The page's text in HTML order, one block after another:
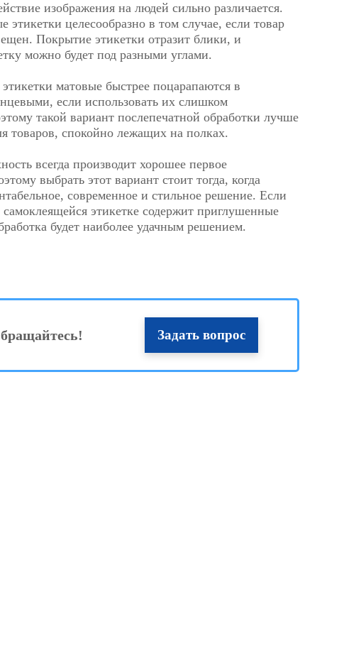
изображения на людей сильно различается.
этикетки целесообразно в том случае, если товар
Покрытие этикетки отразит блики, и
можно будет под разными углами.
матовые быстрее поцарапаются в
если использовать их слишком
такой вариант послепечатной обработки лучше
товаров, спокойно лежащих на полках.
всегда производит хорошее первое
выбрать этот вариант стоит тогда, когда
современное и стильное решение. Если
этикетке содержит приглушенные
будет наиболее удачным решением.
Задать вопрос